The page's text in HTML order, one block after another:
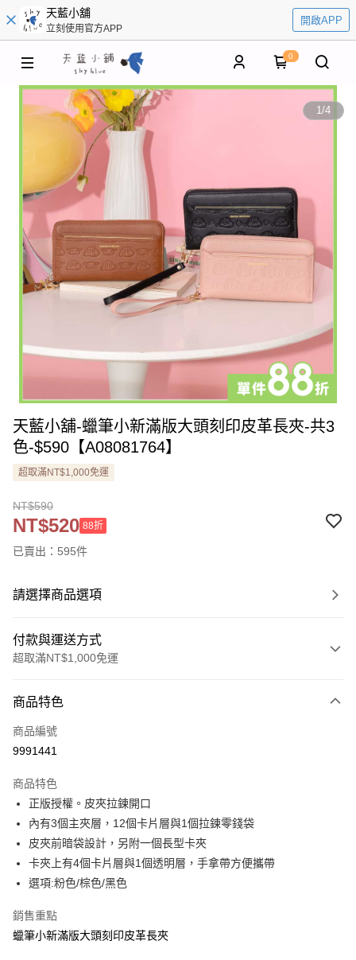
天藍小舖
立刻使用官方APP
開啟APP
0
1/4
天藍小舖-蠟筆小新滿版大頭刻印皮革長夾-共3
色-$590【A08081764】
超取滿NT$1,000免運
NT$590
NT$520 88折
已賣出：595件
請選擇商品選項
付款與運送方式
超取滿NT$1,000免運
信用卡一次付款
超商取貨付款
Apple Pay
街口支付
悠遊付
Google Pay
大哥付你分期
相關說明
商品特色
商品編號
9991441
商品特色
正版授權。皮夾拉鍊開口
內有3個主夾層，12個卡片層與1個拉鍊零錢袋
皮夾前暗袋設計，另附一個長型卡夾
卡夾上有4個卡片層與1個透明層，手拿帶方便攜帶
選項:粉色/棕色/黑色
銷售重點
蠟筆小新滿版大頭刻印皮革長夾